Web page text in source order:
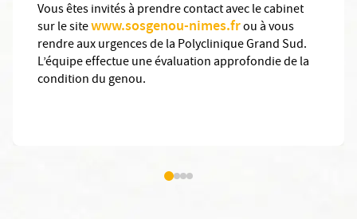
Vous êtes invités à prendre contact avec le cabinet
sur le sitewww.sosgenou-nimes.frou à vous
rendre aux urgences de la Polyclinique Grand Sud.
L’équipe effectue une évaluation approfondie de la
condition du genou.